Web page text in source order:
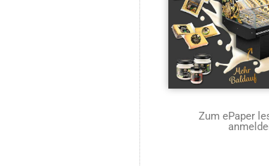
Zum ePaper